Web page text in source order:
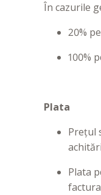
În cazurile
20%
100%
Plata
Prețul
Plata